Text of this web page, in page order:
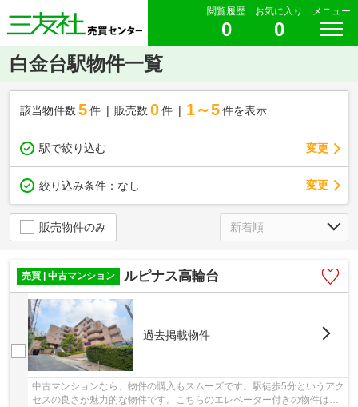
閲覧履歴
0
お気に入り
0
メニュー
白金台駅物件一覧
該当物件数 5件 販売数 0 件 1～5 件を表示
駅で絞り込む 変更
絞り込み条件： なし 変更
販売物件のみ
売買 | 中古マンション ルピナス高輪台
過去掲載物件
中古マンションなら、物件の購入もスムーズです。駅徒歩5分というアク
セスの良さが魅力的な物件です。こちらのエレベーター付きの物件はい